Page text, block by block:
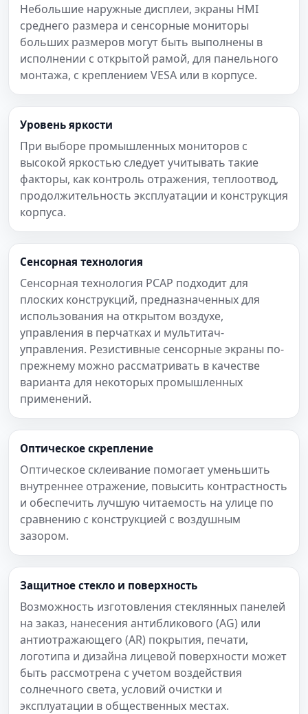
Небольшие наружные дисплеи, экраны HMI
среднего размера и сенсорные мониторы
больших размеров могут быть выполнены в
исполнении с открытой рамой, для панельного
монтажа, с креплением VESA или в корпусе.
Уровень яркости
При выборе промышленных мониторов с
высокой яркостью следует учитывать такие
факторы, как контроль отражения, теплоотвод,
продолжительность эксплуатации и конструкция
корпуса.
Сенсорная технология
Сенсорная технология PCAP подходит для
плоских конструкций, предназначенных для
использования на открытом воздухе,
управления в перчатках и мультитач-
управления. Резистивные сенсорные экраны по-
прежнему можно рассматривать в качестве
варианта для некоторых промышленных
применений.
Оптическое скрепление
Оптическое склеивание помогает уменьшить
внутреннее отражение, повысить контрастность
и обеспечить лучшую читаемость на улице по
сравнению с конструкцией с воздушным
зазором.
Защитное стекло и поверхность
Возможность изготовления стеклянных панелей
на заказ, нанесения антибликового (AG) или
антиотражающего (AR) покрытия, печати,
логотипа и дизайна лицевой поверхности может
быть рассмотрена с учетом воздействия
солнечного света, условий очистки и
эксплуатации в общественных местах.